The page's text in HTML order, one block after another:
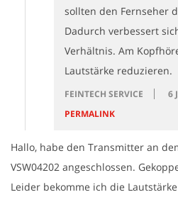
sollten den Fernseher
Dadurch verbessert
Verhältnis. Am
Lautstärke reduzieren.
FEINTECH SERVICE
6
PERMALINK
Hallo, habe den Transmitter an
VSW04202 angeschlossen.
Leider bekomme ich die